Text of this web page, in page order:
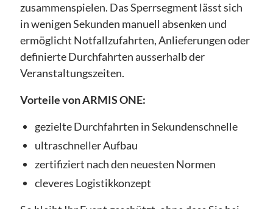
zusammenspielen. Das Sperrsegment lässt sich
in wenigen Sekunden manuell absenken und
ermöglicht Notfallzufahrten, Anlieferungen oder
definierte Durchfahrten ausserhalb der
Veranstaltungszeiten.
Vorteile von ARMIS ONE:
gezielte Durchfahrten in Sekundenschnelle
ultraschneller Aufbau
zertifiziert nach den neuesten Normen
cleveres Logistikkonzept